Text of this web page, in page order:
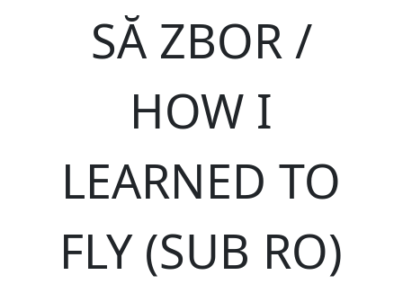
SĂ ZBOR /
HOW I
LEARNED TO
FLY (SUB RO)